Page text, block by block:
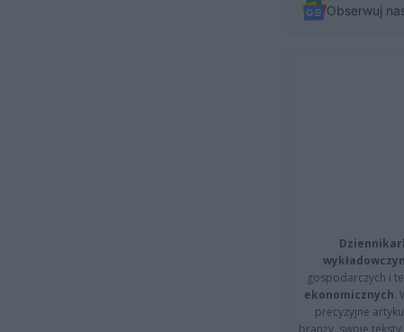
Obserwuj
gospodarczych i
ekonomicznych.
precyzyjne
branży, swoje